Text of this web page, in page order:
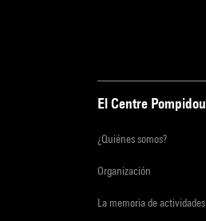
El Centre Pompidou
¿Quiénes somos?
Organización
La memoria de actividades